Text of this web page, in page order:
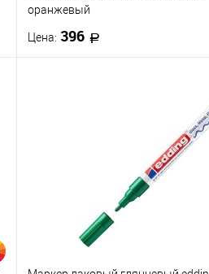
BL2 - Голубой детский
BR4 - Умбра жженая
BL3 - Небесно-голубой
оранжевый
Цена: 396
К